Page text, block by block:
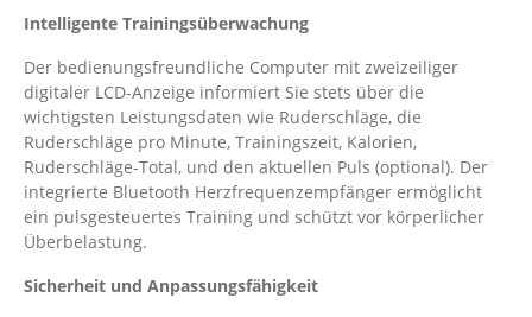
Intelligente Trainingsüberwachung
Der bedienungsfreundliche Computer mit zweizeiliger
digitaler LCD-Anzeige informiert Sie stets über die
wichtigsten Leistungsdaten wie Ruderschläge, die
Ruderschläge pro Minute, Trainingszeit, Kalorien,
Ruderschläge-Total, und den aktuellen Puls (optional). Der
integrierte Bluetooth Herzfrequenzempfänger ermöglicht
ein pulsgesteuertes Training und schützt vor körperlicher
Überbelastung.
Sicherheit und Anpassungsfähigkeit